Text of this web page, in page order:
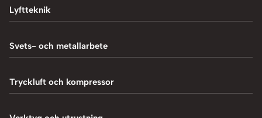
Balanseringsmaskiner
Chockluftare
Däckmaskiner
Lyftteknik
1-Pelarlyft
4-Pelarlyft
Svets- och metallarbete
Induktionsvärmare
Tryckluft och kompressor
Blästring